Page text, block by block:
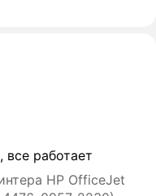
работает
HP OfficeJet